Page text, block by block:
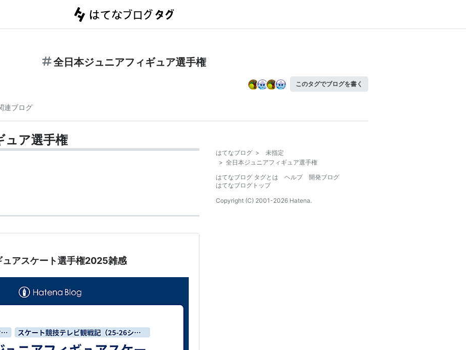
全日本ジュニアフィギュア選手権
このタグでブログを書く
連ブログ
ュア選手権
アスケート選手権2025雑感
はてなブログ >
未指定
> 全日本ジュニアフィギュア選手権
はてなブログ タグとは
ヘルプ
開発ブログ
はてなブログトップ
Copyright (C) 2001-2026 Hatena.